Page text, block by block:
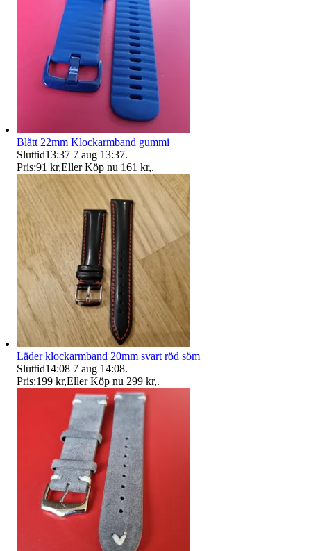
Blått 22mm Klockarmband gummi
Sluttid13:37 7 aug 13:37.
Pris:91 kr,Eller Köp nu 161 kr,.
Läder klockarmband 20mm svart röd söm
Sluttid14:08 7 aug 14:08.
Pris:199 kr,Eller Köp nu 299 kr,.